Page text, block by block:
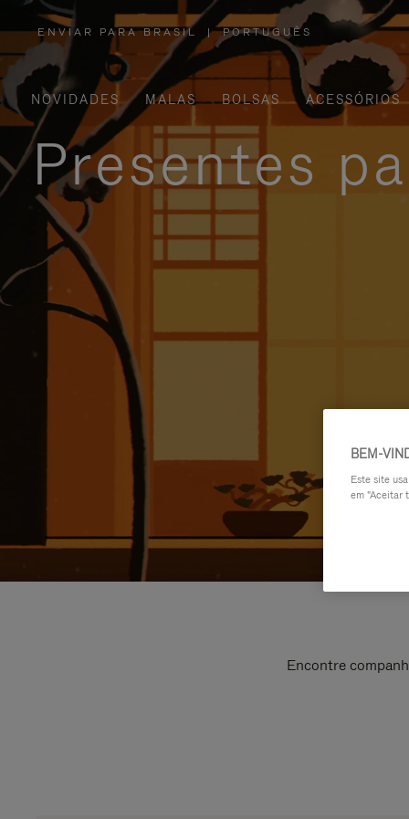
ENVIAR PARA BRASIL
,
POR
FAVOR,
SELECIONE
SUA
LOCALIZAÇÃO
| PORTUGUÊS
NOVIDADES MALAS BOLSAS ACESSÓRIOS
Presentes
Encontre
BEM-
Este site
em "Aceitar